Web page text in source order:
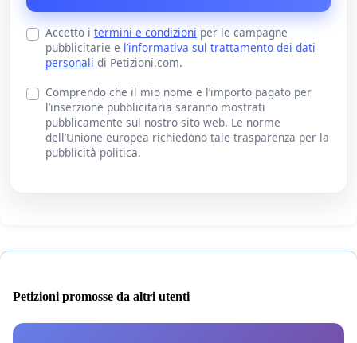
Accetto i termini e condizioni per le campagne
pubblicitarie e l’informativa sul trattamento dei dati
personali di Petizioni.com.
Comprendo che il mio nome e l’importo pagato per
l’inserzione pubblicitaria saranno mostrati
pubblicamente sul nostro sito web. Le norme
dell’Unione europea richiedono tale trasparenza per la
pubblicità politica.
Petizioni promosse da altri utenti